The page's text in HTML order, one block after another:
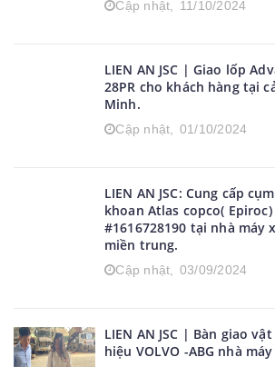
Cập nhật, 11/10/2024
LIEN AN JSC | Giao lốp
28PR cho khách hàng tại
Minh.
Cập nhật, 01/10/2024
LIEN AN JSC: Cung cấp
khoan Atlas copco(
#1616728190 tại nhà máy
miền trung.
Cập nhật, 03/09/2024
LIEN AN JSC | Bàn giao
hiệu VOLVO -ABG nhà